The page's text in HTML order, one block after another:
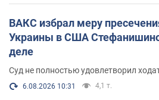
ВАКС избрал меру
Украины в США
деле
Суд не полностью удовлетворил
6.08.2026 10:31 4,1 т.